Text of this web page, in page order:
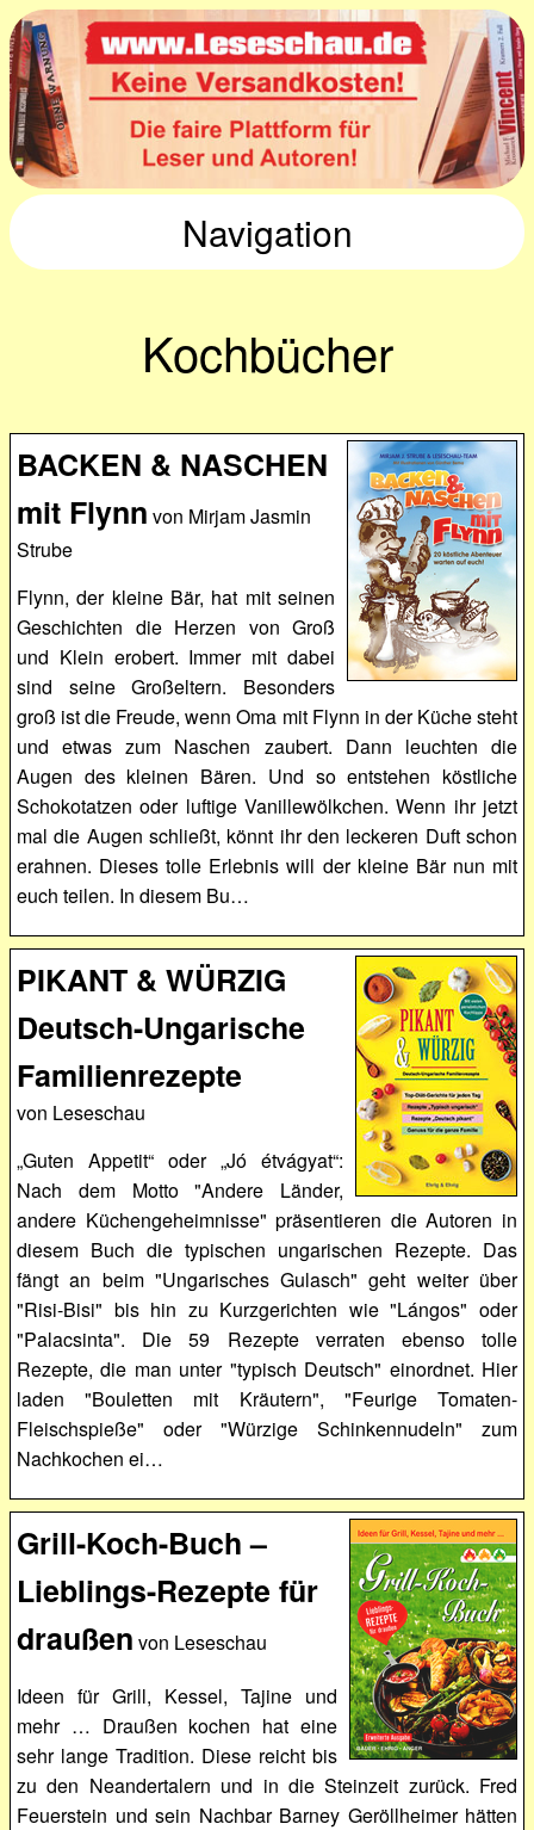
Navigation
Kochbücher
BACKEN & NASCHEN
mit Flynn von Mirjam Jasmin
Strube
Flynn, der kleine Bär, hat mit seinen
Geschichten die Herzen von Groß
und Klein erobert. Immer mit dabei
sind seine Großeltern. Besonders
groß ist die Freude, wenn Oma mit Flynn in der Küche steht
und etwas zum Naschen zaubert. Dann leuchten die
Augen des kleinen Bären. Und so entstehen köstliche
Schokotatzen oder luftige Vanillewölkchen. Wenn ihr jetzt
mal die Augen schließt, könnt ihr den leckeren Duft schon
erahnen. Dieses tolle Erlebnis will der kleine Bär nun mit
euch teilen. In diesem Bu…
PIKANT & WÜRZIG
Deutsch-Ungarische
Familienrezepte
von Leseschau
„Guten Appetit“ oder „Jó étvágyat“:
Nach dem Motto "Andere Länder,
andere Küchengeheimnisse" präsentieren die Autoren in
diesem Buch die typischen ungarischen Rezepte. Das
fängt an beim "Ungarisches Gulasch" geht weiter über
"Risi-Bisi" bis hin zu Kurzgerichten wie "Lángos" oder
"Palacsinta". Die 59 Rezepte verraten ebenso tolle
Rezepte, die man unter "typisch Deutsch" einordnet. Hier
laden "Bouletten mit Kräutern", "Feurige Tomaten-
Fleischspieße" oder "Würzige Schinkennudeln" zum
Nachkochen ei…
Grill-Koch-Buch –
Lieblings-Rezepte für
draußen von Leseschau
Ideen für Grill, Kessel, Tajine und
mehr … Draußen kochen hat eine
sehr lange Tradition. Diese reicht bis
zu den Neandertalern und in die Steinzeit zurück. Fred
Feuerstein und sein Nachbar Barney Geröllheimer hätten